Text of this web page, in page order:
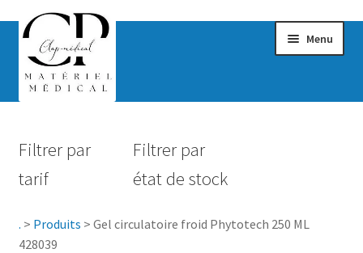
Menu
Hygiène
Filtrer par
tarif
Filtrer par
état de stock
. > Produits > Gel circulatoire froid Phytotech 250 ML
428039